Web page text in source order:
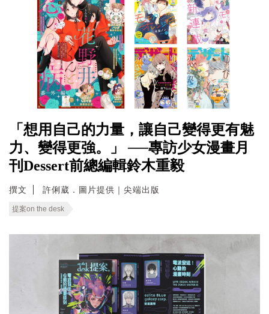
「想用自己的力量，讓自己變得更有魅
力、變得更強。」 ──專訪少女漫畫月
刊Dessert前總編輯鈴木重毅
撰文 許俐葳．圖片提供｜尖端出版
提案on the desk